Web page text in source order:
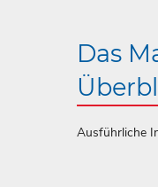
Das
Ausführliche